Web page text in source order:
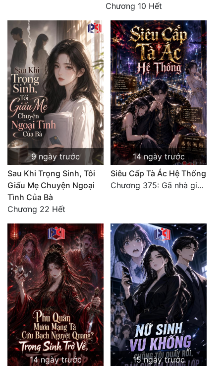
Xây Dựng Thế Lực
Đam Mỹ
Đẹp
Đẹp Hiệp
Tính Cách Nhân Vật :
Cơ Trí
Sát Phạt Quyết Đoán
Vô Sỉ
Điềm Đạm
Chương 10 Hết
9 ngày trước
Sau Khi Trọng Sinh, Tôi
Giấu Mẹ Chuyện Ngoại
Tình Của Bà
Chương 22 Hết
14 ngày trước
Siêu Cấp Tà Ác Hệ Thống
Chương 375: Gã nhà giàu láo xược
14 ngày trước
15 ngày trước